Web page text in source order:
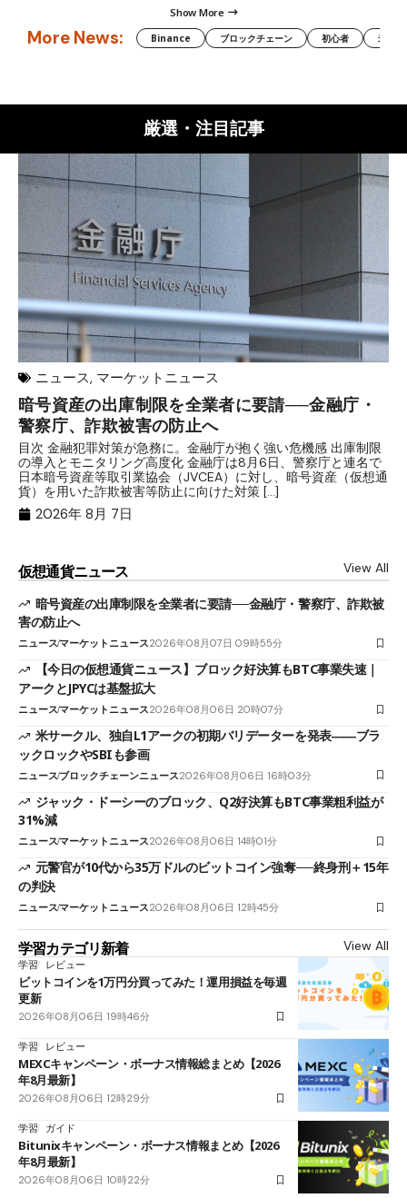
Show More
More News: Binance ブロックチェーン 初心者 米国
厳選・注目記事
ニュース, マーケットニュース
暗号資産の出庫制限を全業者に要請──金融庁・
警察庁、詐欺被害の防止へ
目次 金融犯罪対策が急務に。金融庁が抱く強い危機感 出庫制限
の導入とモニタリング高度化 金融庁は8月6日、警察庁と連名で
日本暗号資産等取引業協会（JVCEA）に対し、暗号資産（仮想通
貨）を用いた詐欺被害等防止に向けた対策 […]
2026年 8月 7日
仮想通貨ニュース View All
暗号資産の出庫制限を全業者に要請──金融庁・警察庁、詐欺被
害の防止へ
ニュースマーケットニュース2026年08月07日 09時55分
【今日の仮想通貨ニュース】ブロック好決算もBTC事業失速｜
アークとJPYCは基盤拡大
ニュースマーケットニュース2026年08月06日 20時07分
米サークル、独自L1アークの初期バリデーターを発表――ブラ
ックロックやSBIも参画
ニュースブロックチェーンニュース2026年08月06日 16時03分
ジャック・ドーシーのブロック、Q2好決算もBTC事業粗利益が
31%減
ニュースマーケットニュース2026年08月06日 14時01分
元警官が10代から35万ドルのビットコイン強奪──終身刑＋15年
の判決
ニュースマーケットニュース2026年08月06日 12時45分
学習カテゴリ新着 View All
学習 レビュー
ビットコインを1万円分買ってみた！運用損益を毎週
更新
2026年08月06日 19時46分
学習 レビュー
MEXCキャンペーン・ボーナス情報総まとめ【2026
年8月最新】
2026年08月06日 12時29分
学習 ガイド
Bitunixキャンペーン・ボーナス情報まとめ【2026
年8月最新】
2026年08月06日 10時22分